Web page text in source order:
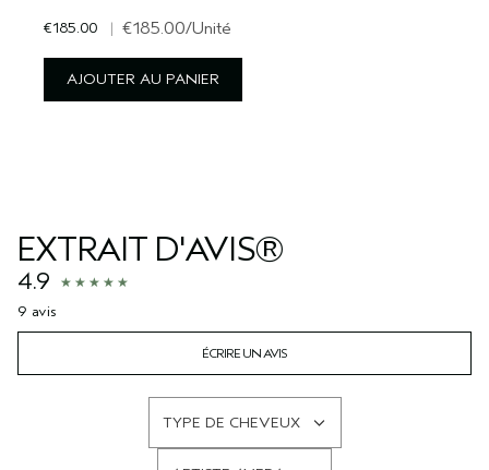
€185.00 | €185.00/Unité
AJOUTER AU PANIER
EXTRAIT D'AVIS®
4.9
9 avis
ÉCRIRE UN AVIS
TYPE DE CHEVEUX
FRANÇAIS